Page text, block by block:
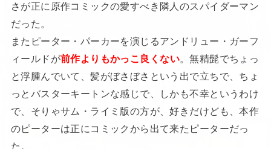
さが正に原作コミックの愛すべき隣人のスパイダーマン
だった。
またピーター・パーカーを演じるアンドリュー・ガーフ
ィールドが前作よりもかっこ良くない。無精髭でちょっ
と浮腫んでいて、髪がぼさぼさという出で立ちで、ちょ
っとバスターキートンな感じで、しかも不幸というわけ
で、そりゃサム・ライミ版の方が、好きだけども、本作
のピーターは正にコミックから出て来たピーターだっ
た。